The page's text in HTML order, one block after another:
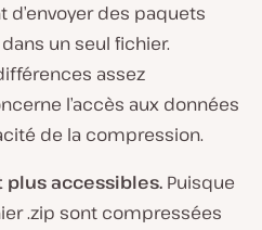
d’envoyer des paquets
un seul fichier.
assez
l’accès aux données
de la compression.
plus accessibles. Puisque
.zip sont compressées